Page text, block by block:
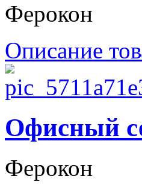
Ферокон
Описание
Офисный
Ферокон